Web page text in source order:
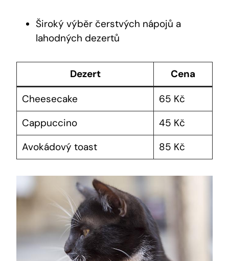
Široký výběr čerstvých nápojů a
lahodných dezertů
Dezert
Cena
Cheesecake
65 Kč
Cappuccino
45 Kč
Avokádový toast
85 Kč